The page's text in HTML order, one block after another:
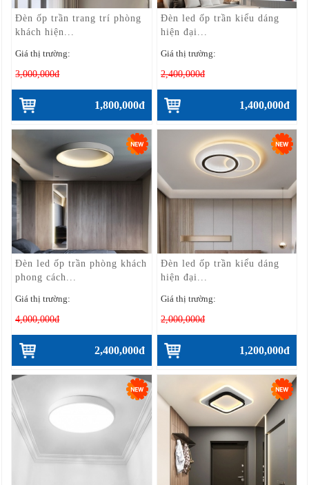
Đèn ốp trần trang trí phòng
khách hiện...
Giá thị trường:
3,000,000đ
1,800,000đ
Đèn led ốp trần kiểu dáng
hiện đại...
Giá thị trường:
2,400,000đ
1,400,000đ
Đèn led ốp trần phòng khách
phong cách...
Giá thị trường:
4,000,000đ
2,400,000đ
Đèn led ốp trần kiểu dáng
hiện đại...
Giá thị trường:
2,000,000đ
1,200,000đ